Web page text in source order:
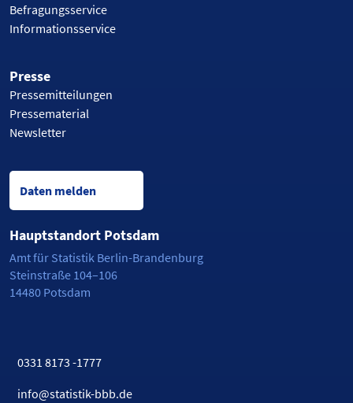
Befragungsservice
Informationsservice
Presse
Pressemitteilungen
Pressematerial
Newsletter
Daten melden
Hauptstandort Potsdam
Amt für Statistik Berlin-Brandenburg
Steinstraße 104–106
14480 Potsdam
0331 8173 -1777
info@statistik-bbb.de